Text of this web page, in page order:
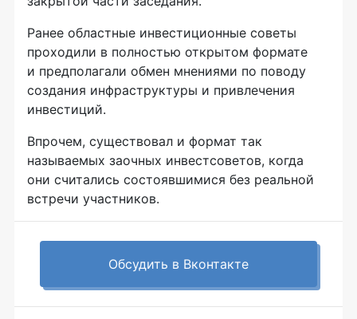
Ранее областные инвестиционные советы
проходили в полностью открытом формате
и предполагали обмен мнениями по поводу
создания инфраструктуры и привлечения
инвестиций.
Впрочем, существовал и формат так
называемых заочных инвестсоветов, когда
они считались состоявшимися без реальной
встречи участников.
Обсудить в Вконтакте